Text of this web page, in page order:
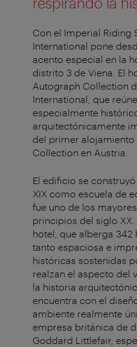
Con el Imperial Riding
International pone
acento especial en la
distrito 3 de Viena. El
Autograph Collection
International, que
especialmente
arquitectónicamente
del primer alojamiento
Collection en Austria.
El edificio se
XIX como escuela de
fue uno de los
principios del siglo
hotel, que alberga
tanto espaciosa e
históricas sostenidas
realzan el aspecto del
la historia
encuentra con el
ambiente realmente
empresa británica de
Goddard Littlefair,